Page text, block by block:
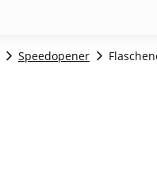
Speedopener